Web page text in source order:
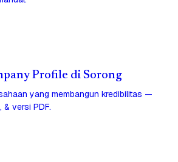
Profile di Sorong
yang membangun kredibilitas —
versi PDF.